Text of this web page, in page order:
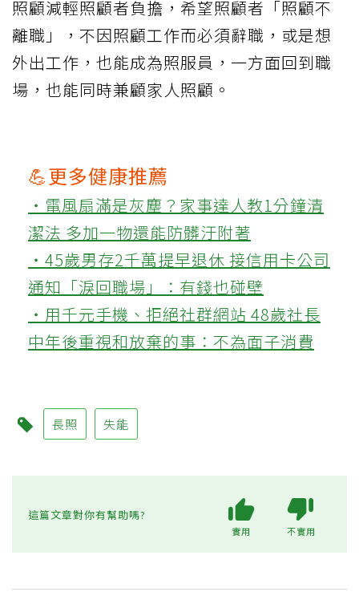
照顧減輕照顧者負擔，希望照顧者「照顧不
離職」，不因照顧工作而必須辭職，或是想
外出工作，也能成為照服員，一方面回到職
場，也能同時兼顧家人照顧。
💪更多健康推薦
‧電風扇滿是灰塵？家事達人教1分鐘清
潔法 多加一物還能防髒汙附著
‧45歲男存2千萬提早退休 接信用卡公司
通知「淚回職場」：有錢也碰壁
‧用千元手機、拒絕社群網站 48歲社長
中年後重視和放棄的事：不為面子消費
長照 失能
這篇文章對你有幫助嗎?
實用 不實用